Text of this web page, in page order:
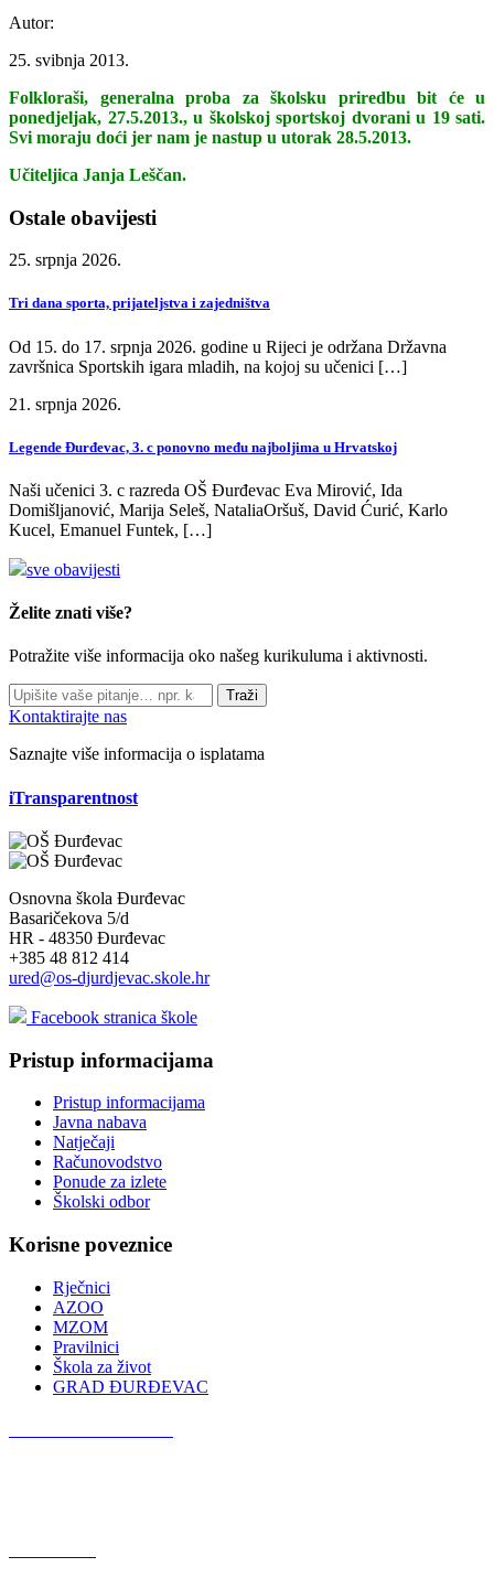
Autor:
25. svibnja 2013.
Folkloraši, generalna proba za školsku priredbu bit će u
ponedjeljak, 27.5.2013., u školskoj sportskoj dvorani u 19 sati.
Svi moraju doći jer nam je nastup u utorak 28.5.2013.
Učiteljica Janja Leščan.
Ostale obavijesti
25. srpnja 2026.
Tri dana sporta, prijateljstva i zajedništva
Od 15. do 17. srpnja 2026. godine u Rijeci je održana Državna
završnica Sportskih igara mladih, na kojoj su učenici […]
21. srpnja 2026.
Legende Đurđevac, 3. c ponovno među najboljima u Hrvatskoj
Naši učenici 3. c razreda OŠ Đurđevac Eva Mirović, Ida
Domišljanović, Marija Seleš, NataliaOršuš, David Ćurić, Karlo
Kucel, Emanuel Funtek, […]
sve obavijesti
Želite znati više?
Potražite više informacija oko našeg kurikuluma i aktivnosti.
Traži
Kontaktirajte nas
Saznajte više informacija o isplatama
iTransparentnost
Osnovna škola Đurđevac
Basaričekova 5/d
HR - 48350 Đurđevac
+385 48 812 414
ured@os-djurdjevac.skole.hr
Facebook stranica škole
Pristup informacijama
Pristup informacijama
Javna nabava
Natječaji
Računovodstvo
Ponude za izlete
Školski odbor
Korisne poveznice
Rječnici
AZOO
MZOM
Pravilnici
Škola za život
GRAD ĐURĐEVAC